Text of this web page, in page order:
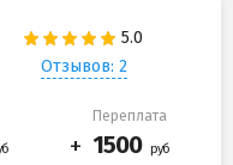
Отзывов: 2
Переплата